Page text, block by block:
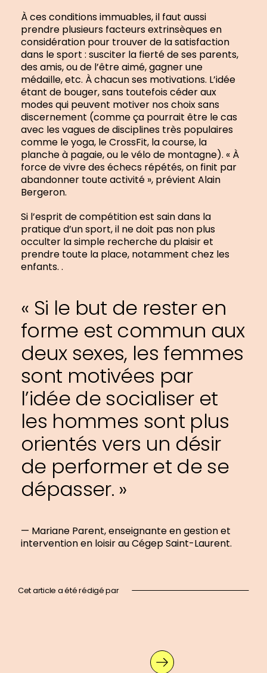
À ces conditions immuables, il faut aussi
prendre plusieurs facteurs extrinsèques en
considération pour trouver de la satisfaction
dans le sport : susciter la fierté de ses parents,
des amis, ou de l’être aimé, gagner une
médaille, etc. À chacun ses motivations. L’idée
étant de bouger, sans toutefois céder aux
modes qui peuvent motiver nos choix sans
discernement (comme ça pourrait être le cas
avec les vagues de disciplines très populaires
comme le yoga, le CrossFit, la course, la
planche à pagaie, ou le vélo de montagne). « À
force de vivre des échecs répétés, on finit par
abandonner toute activité », prévient Alain
Bergeron.
Si l’esprit de compétition est sain dans la
pratique d’un sport, il ne doit pas non plus
occulter la simple recherche du plaisir et
prendre toute la place, notamment chez les
enfants. .
« Si le but de rester en
forme est commun aux
deux sexes, les femmes
sont motivées par
l’idée de socialiser et
les hommes sont plus
orientés vers un désir
de performer et de se
dépasser. »
— Mariane Parent, enseignante en gestion et
intervention en loisir au Cégep Saint-Laurent.
Cet article a été rédigé par